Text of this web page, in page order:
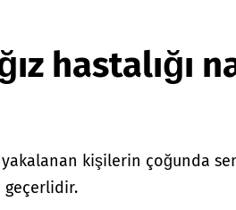
hastalığı
yakalanan kişilerin çoğunda